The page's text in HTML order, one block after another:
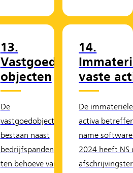
13.
Vastgoed
objecten
De
vastgoedobjecten
bestaan naast
bedrijfspanden
ten behoeve van
14.
vaste
De
activa
name
2024 heeft NS